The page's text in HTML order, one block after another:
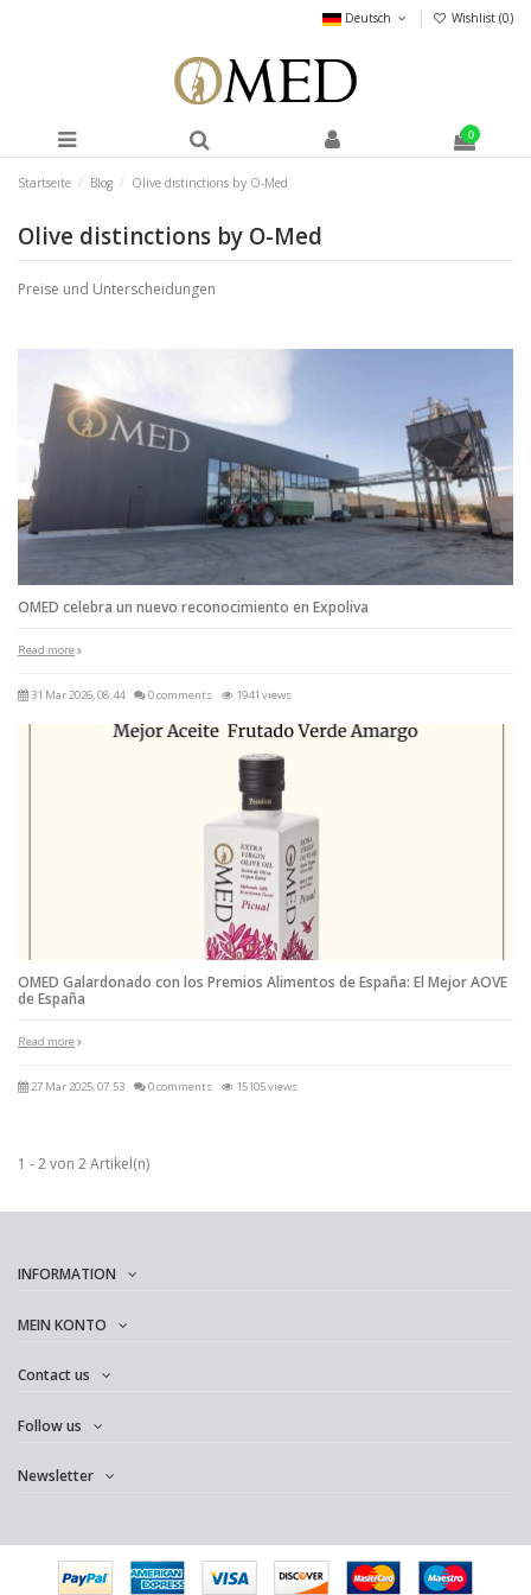
Deutsch Wishlist (0)
0
Startseite Blog Olive distinctions by O-Med
Olive distinctions by O-Med
Preise und Unterscheidungen
OMED celebra un nuevo reconocimiento en Expoliva
Read more
31 Mar 2026, 08:44 0 comments 1941 views
OMED Galardonado con los Premios Alimentos de España: El Mejor AOVE
de España
Read more
27 Mar 2025, 07:53 0 comments 15105 views
1 - 2 von 2 Artikel(n)
INFORMATION
MEIN KONTO
Contact us
Follow us
Newsletter